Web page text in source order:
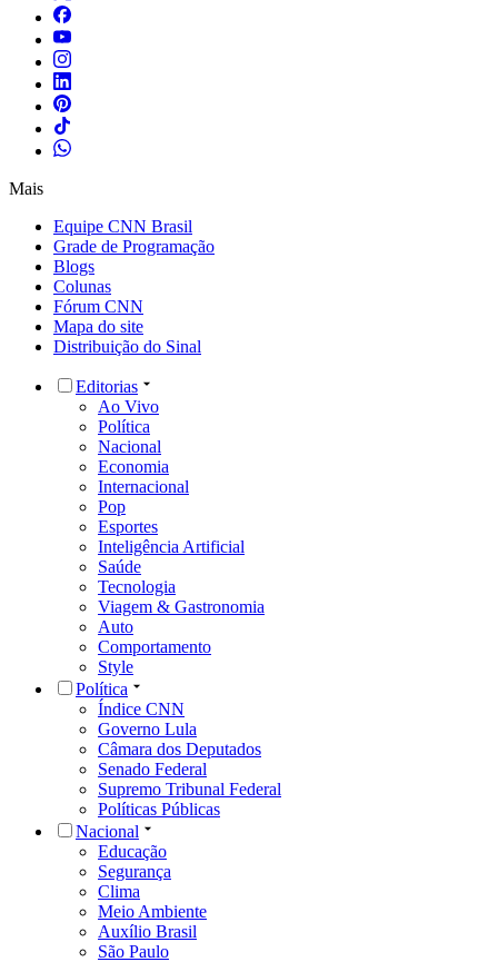
Mais
Equipe CNN Brasil
Grade de Programação
Blogs
Colunas
Fórum CNN
Mapa do site
Distribuição do Sinal
Editorias
Ao Vivo
Política
Nacional
Economia
Internacional
Pop
Esportes
Inteligência Artificial
Saúde
Tecnologia
Viagem & Gastronomia
Auto
Comportamento
Style
Política
Índice CNN
Governo Lula
Câmara dos Deputados
Senado Federal
Supremo Tribunal Federal
Políticas Públicas
Nacional
Educação
Segurança
Clima
Meio Ambiente
Auxílio Brasil
São Paulo